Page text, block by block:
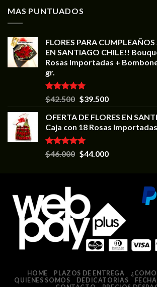
MAS PUNTUADOS
FLORES PARA
EN SANTIAGO CHILE!!
Rosas Importadas +
gr.
Valorado en
5.00
$42.500 $39.500
OFERTA DE FLORES EN
Caja con 18 Rosas Importadas
Valorado en
5.00
$46.000 $44.000
HOME PLAZOS DE ENTREGA
QUIENES SOMOS
DEDICATORIAS